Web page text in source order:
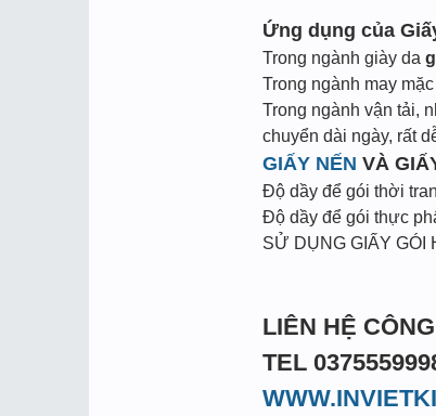
Ứng dụng của
Trong ngành giày da
Trong ngành may mặc
Trong ngành vận tải,
chuyển dài ngày, rất
GIẤY NẾN VÀ
Độ dầy để gói thời
Độ dầy để gói thực
SỬ DỤNG GIẤY GÓI
LIÊN HỆ
TEL